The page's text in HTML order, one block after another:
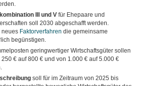
III und V für Ehepaare und
soll 2030 abgeschafft werden.
neues Faktorverfahren die gemeinsame
begünstigen.
geringwertiger Wirtschaftsgüter sollen
€ auf 800 € und von 1.000 € auf 5.000 €
soll für im Zeitraum von 2025 bis